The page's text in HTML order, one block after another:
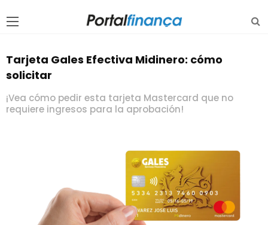
Tarjeta Gales Efectiva Midinero: cómo
solicitar
¡Vea cómo pedir esta tarjeta Mastercard que no
requiere ingresos para la aprobación!